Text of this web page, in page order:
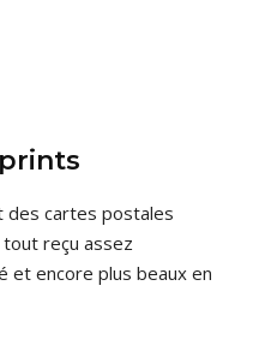
des cartes postales
tout reçu assez
et encore plus beaux en